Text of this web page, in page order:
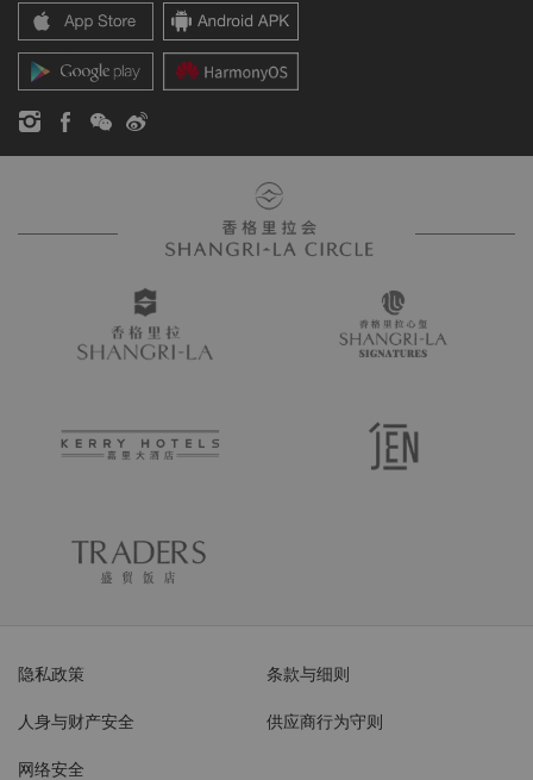
香格里拉公寓
联系方式
新闻稿
隐私政策 条款与细则
人身与财产安全 供应商行为守则
网络安全